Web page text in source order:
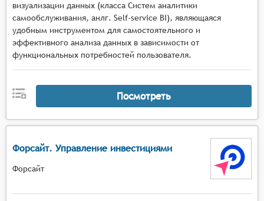
визуализации данных (класса Систем аналитики
самообслуживания, анлг. Self-service BI), являющаяся
удобным инструментом для самостоятельного и
эффективного анализа данных в зависимости от
функциональных потребностей пользователя.
Посмотреть
Форсайт. Управление инвестициями
Форсайт